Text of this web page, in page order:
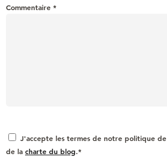
Commentaire *
J'accepte les termes de notre politique de
de la charte du blog.*